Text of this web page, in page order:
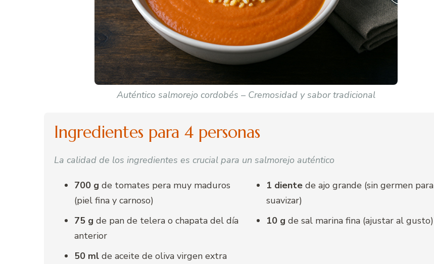
Auténtico salmorejo cordobés – Cremosidad y sabor tradicional
Ingredientes para 4 personas
La calidad de los ingredientes es crucial para un salmorejo auténtico
700 g de tomates pera muy maduros
(piel fina y carnoso)
75 g de pan de telera o chapata del día
anterior
50 ml de aceite de oliva virgen extra
1 diente de ajo grande (sin germen para
suavizar)
10 g de sal marina fina (ajustar al gusto)